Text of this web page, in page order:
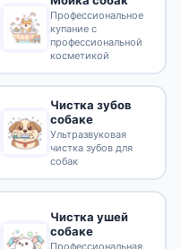
Профессиональное
купание с
профессиональной
косметикой
Чистка зубов
собаке
Ультразвуковая
чистка зубов для
собак
Чистка ушей
собаке
Профессиональная